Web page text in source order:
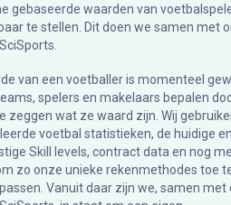
gebaseerde waarden van
te stellen. Dit doen we samen met
SciSports
van een voetballer is momenteel
spelers en makelaars bepalen
zeggen wat ze waard zijn. Wij
voetbal statistieken, de huidige en
Skill levels, contract data en nog
zo onze unieke rekenmethodes toe
Vanuit daar zijn we, samen met